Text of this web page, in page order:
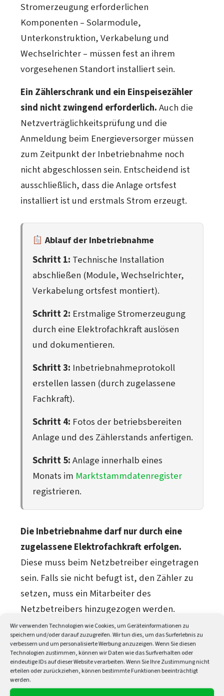
Wir verwenden Technologien wie Cookies, um Geräteinformationen zu
speichern und/oder darauf zuzugreifen. Wir tun dies, um das Surferlebnis zu
verbessern und um personalisierte Werbung anzuzeigen. Wenn Sie diesen
Technologien zustimmen, können wir Daten wie das Surfverhalten oder
eindeutige IDs auf dieser Website verarbeiten. Wenn Sie Ihre Zustimmung nicht
erteilen oder zurückziehen, können bestimmte Funktionen beeinträchtigt
werden.
Stromerzeugung erforderlichen
Komponenten – Solarmodule,
Unterkonstruktion, Verkabelung und
Wechselrichter – müssen fest an ihrem
vorgesehenen Standort installiert sein.
Ein Zählerschrank und ein Einspeisezähler
sind nicht zwingend erforderlich.Auch die
Netzverträglichkeitsprüfung und die
Anmeldung beim Energieversorger müssen
zum Zeitpunkt der Inbetriebnahme noch
nicht abgeschlossen sein. Entscheidend ist
ausschließlich, dass die Anlage ortsfest
installiert ist und erstmals Strom erzeugt.
Ablauf der Inbetriebnahme
Schritt 1: Technische Installation
abschließen (Module, Wechselrichter,
Verkabelung ortsfest montiert).
Schritt 2: Erstmalige Stromerzeugung
durch eine Elektrofachkraft auslösen
und dokumentieren.
Schritt 3: Inbetriebnahmeprotokoll
erstellen lassen (durch zugelassene
Fachkraft).
Schritt 4: Fotos der betriebsbereiten
Anlage und des Zählerstands anfertigen.
Schritt 5:Anlage innerhalb eines
Monats im Marktstammdatenregister
registrieren.
Die Inbetriebnahme darf nur durch eine
zugelassene Elektrofachkraft erfolgen.
Diese muss beim Netzbetreiber eingetragen
sein. Falls sie nicht befugt ist, den Zähler zu
setzen, muss ein Mitarbeiter des
Netzbetreibers hinzugezogen werden.
Nachweise und
Dokumente für den IBZ
Ein lückenloses Inbetriebnahmeprotokoll ist